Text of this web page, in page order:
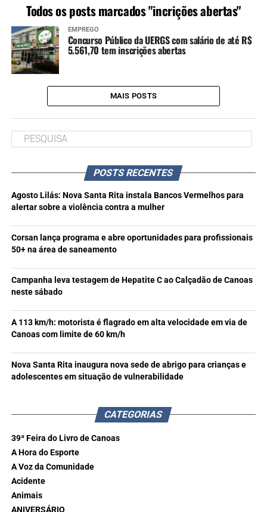
Todos os posts marcados "incrições abertas"
EMPREGO
Concurso Público da UERGS com salário de até R$
5.561,70 tem inscrições abertas
MAIS POSTS
POSTS RECENTES
Agosto Lilás: Nova Santa Rita instala Bancos Vermelhos para
alertar sobre a violência contra a mulher
Corsan lança programa e abre oportunidades para profissionais
50+ na área de saneamento
Campanha leva testagem de Hepatite C ao Calçadão de Canoas
neste sábado
A 113 km/h: motorista é flagrado em alta velocidade em via de
Canoas com limite de 60 km/h
Nova Santa Rita inaugura nova sede de abrigo para crianças e
adolescentes em situação de vulnerabilidade
CATEGORIAS
39ª Feira do Livro de Canoas
A Hora do Esporte
A Voz da Comunidade
Acidente
Animais
ANIVERSÁRIO